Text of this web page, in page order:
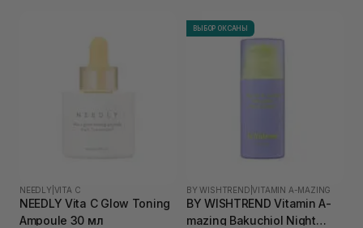
NEEDLY VITA C
NEEDLY Vita C Glow Toning
Ampoule 30 мл
ВЫБОР ОКСАНЫ
BY WISHTREND |VITAMIN A-MAZING
BY WISHTREND Vitamin A-
mazing Bakuchiol Night